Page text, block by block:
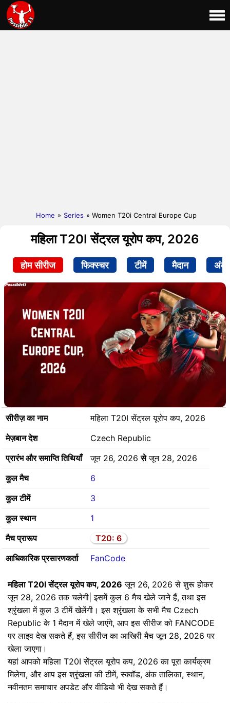
Home » Series » Women T20i Central Europe Cup
महिला T20I सेंट्रल यूरोप कप, 2026
होम सीरीज फिक्स्चर टीमें मैदान अंक
सीरीज़ का नाम
महिला T20I सेंट्रल यूरोप कप, 2026
मेज़बान देश
Czech Republic
प्रारंभ और समाप्ति तिथियाँ
जून 26, 2026सेजून 28, 2026
कुल मैच
6
कुल टीमें
3
कुल स्थान
1
मैच प्रारूप
T20: 6
आधिकारिक प्रसारणकर्ता
FanCode
महिला T20I सेंट्रल यूरोप कप, 2026 जून 26, 2026 से शुरू होकर
जून 28, 2026 तक चलेगी| इसमें कुल 6 मैच खेले जाने हैं, तथा इस
श्रृंखला में कुल 3 टीमें खेलेंगी। इस श्रृंखला के सभी मैच Czech
Republic के 1 मैदान में खेले जाएंगे, आप इस सीरीज को FANCODE
पर लाइव देख सकते हैं, इस सीरीज का आखिरी मैच जून 28, 2026 पर
खेला जाएगा।
यहां आपको महिला T20I सेंट्रल यूरोप कप, 2026 का पूरा कार्यक्रम
मिलेगा, और आप इस श्रृंखला की टीमें, स्क्वॉड, अंक तालिका, स्थान,
नवीनतम समाचार अपडेट और वीडियो भी देख सकते हैं।